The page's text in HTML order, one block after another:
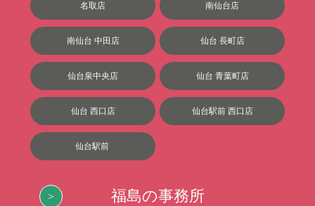
名取店 南仙台店
南仙台 中田店 仙台 長町店
仙台泉中央店 仙台 青葉町店
仙台 西口店 仙台駅前 西口店
仙台駅前
福島の事務所